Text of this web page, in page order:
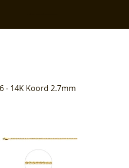
- 14K Koord 2.7mm